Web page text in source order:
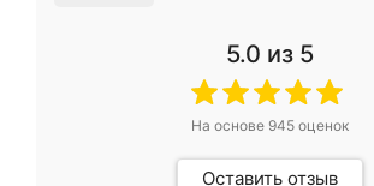
5.0 из 5
На основе 945оценок
Оставить отзыв